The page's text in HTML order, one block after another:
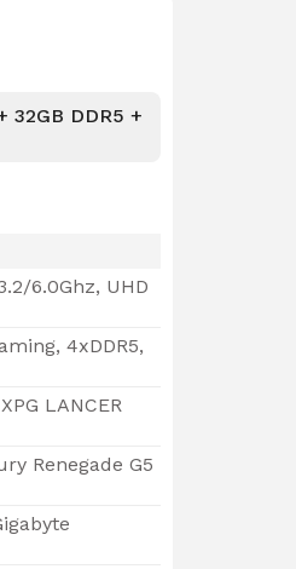
32GB DDR5 +
6.0Ghz, UHD
4xDDR5,
LANCER
Renegade G5